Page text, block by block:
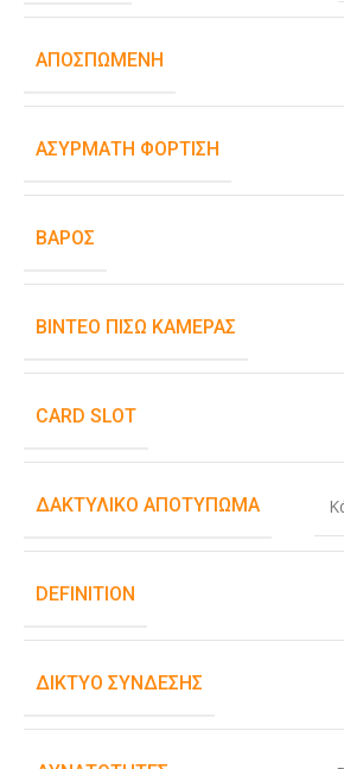
ΑΠΟΣΠΏΜΕΝΗ
ΑΣΎΡΜΑΤΗ ΦΌΡΤΙΣΗ
ΒΆΡΟΣ
ΒΊΝΤΕΟ ΠΊΣΩ ΚΆΜΕΡΑΣ
CARD SLOT
ΔΑΚΤΥΛΙΚΌ ΑΠΟΤΎΠΩΜΑ
DEFINITION
ΔΊΚΤΥΟ ΣΎΝΔΕΣΗΣ